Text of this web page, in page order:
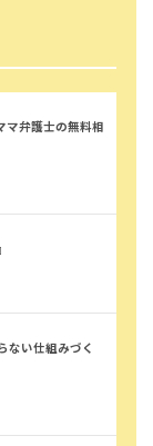
マ弁護士の無料相
ない仕組みづく